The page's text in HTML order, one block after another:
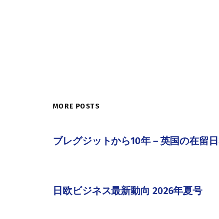
MORE POSTS
ブレグジットから10年 ― 英国の在留
日欧ビジネス最新動向 2026年夏号